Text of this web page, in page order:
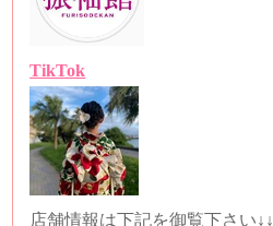
TikTok
店舗情報は下記を御覧下さい↓↓